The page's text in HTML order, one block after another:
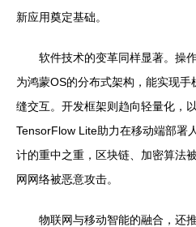
新应用奠定基础。
软件技术的变革同样显著。操
为鸿蒙OS的分布式架构，能实现
缝交互。开发框架则趋向轻量化，
TensorFlow Lite助力在移动端部署
计的重中之重，区块链、加密算法
网网络被恶意攻击。
物联网与移动智能的融合，还